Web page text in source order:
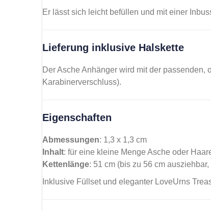
Er lässt sich leicht befüllen und mit einer
Lieferung inklusive Halskette
Der Asche Anhänger wird mit der passenden,
Karabinerverschluss).
Eigenschaften
Abmessungen: 1,3 x 1,3 cm
Inhalt: für eine kleine Menge Asche oder
Kettenlänge: 51 cm (bis zu 56 cm
Inklusive Füllset und eleganter LoveUrns